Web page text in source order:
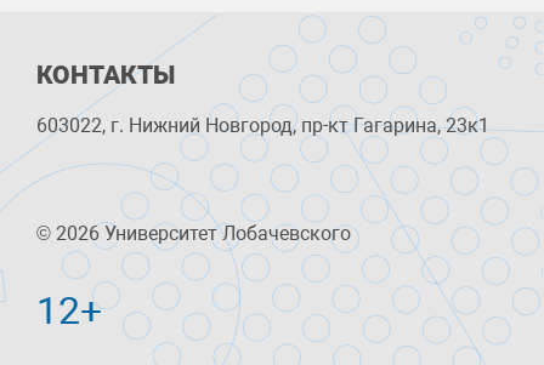
КОНТАКТЫ
603022, г. Нижний Новгород, пр-кт Гагарина, 23к1
© 2026 Университет Лобачевского
12+